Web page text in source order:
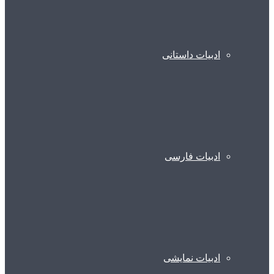
ادبیات داستانی
ادبیات فارسی
ادبیات نمایشی